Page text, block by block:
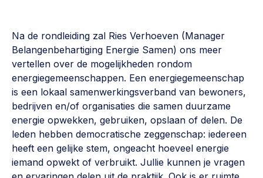
Na de rondleiding zal Ries Verhoeven (Manager
Belangenbehartiging Energie Samen) ons meer
vertellen over de mogelijkheden rondom
energiegemeenschappen. Een energiegemeenschap
is een lokaal samenwerkingsverband van bewoners,
bedrijven en/of organisaties die samen duurzame
energie opwekken, gebruiken, opslaan of delen. De
leden hebben democratische zeggenschap: iedereen
heeft een gelijke stem, ongeacht hoeveel energie
iemand opwekt of verbruikt. Jullie kunnen je vragen